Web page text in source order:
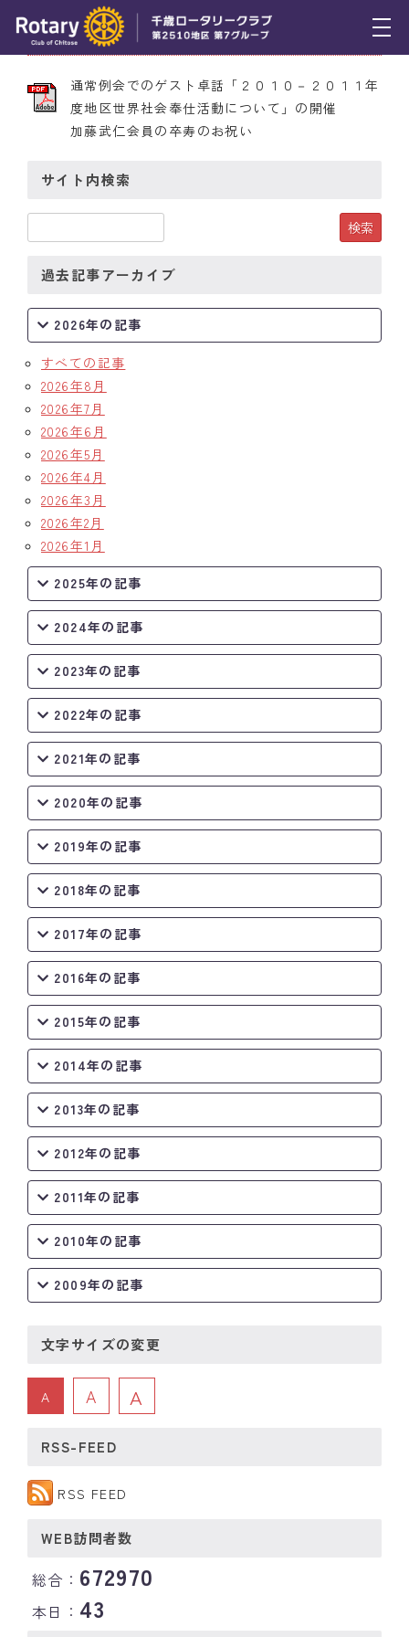
例会報告
スケジュール
年間プログラム
木曜会
組織図
クラブのあゆみ
クラブの歴史
歴代会長・幹事
記念誌
案内
例会場・事務局の案内
リンク集
情報公開
入会のご案内
2010年8月20日 第2019号
通常例会でのゲスト卓話「２０１０－２０１１年
度地区世界社会奉仕活動について」の開催
加藤武仁会員の卒寿のお祝い
サイト内検索
過去記事アーカイブ
2026年の記事
すべての記事
2026年8月
2026年7月
2026年6月
2026年5月
2026年4月
2026年3月
2026年2月
2026年1月
2025年の記事
2024年の記事
2023年の記事
2022年の記事
2021年の記事
2020年の記事
2019年の記事
2018年の記事
2017年の記事
2016年の記事
2015年の記事
2014年の記事
2013年の記事
2012年の記事
2011年の記事
2010年の記事
2009年の記事
文字サイズの変更
A A A
RSS-FEED
RSS FEED
WEB訪問者数
総合： 672970
本日： 43